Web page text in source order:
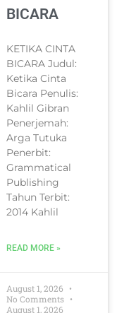
BICARA
KETIKA CINTA
BICARA Judul:
Ketika Cinta
Bicara Penulis:
Kahlil Gibran
Penerjemah:
Arga Tutuka
Penerbit:
Grammatical
Publishing
Tahun Terbit:
2014 Kahlil
READ MORE »
August 1, 2026
No Comments
August 1, 2026